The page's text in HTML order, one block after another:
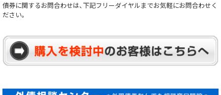
債券に関するお問合わせは､下記フリーダイヤルまでお気軽にお問合わせく
ださい。